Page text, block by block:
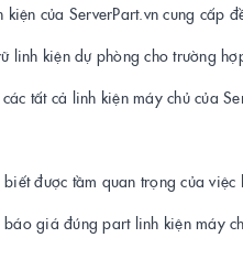
kiện của ServerPart.vn cung cấp
linh kiện dự phòng cho trường
tất cả linh kiện máy chủ của
được tầm quan trọng của
báo giá đúng part linh kiện máy